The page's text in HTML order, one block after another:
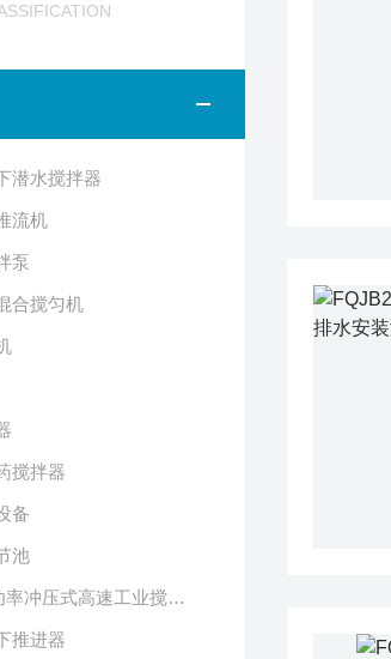
潜水搅拌器
流机
泵
合搅匀机
搅拌器
备
池
冲压式高速工业搅拌设备
推进器